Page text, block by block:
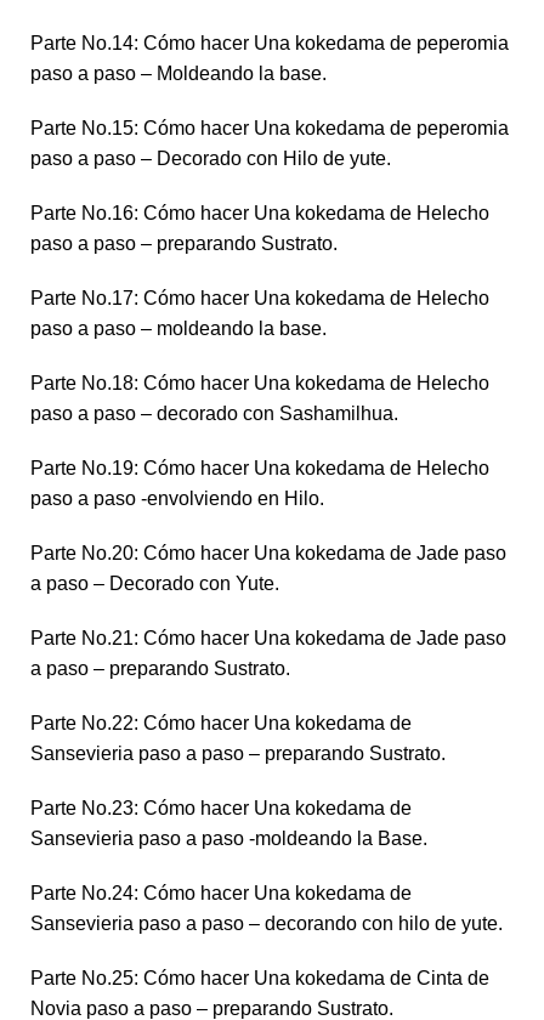
Parte No.14: Cómo hacer Una kokedama de peperomia
paso a paso – Moldeando la base.
Parte No.15: Cómo hacer Una kokedama de peperomia
paso a paso – Decorado con Hilo de yute.
Parte No.16: Cómo hacer Una kokedama de Helecho
paso a paso – preparando Sustrato.
Parte No.17: Cómo hacer Una kokedama de Helecho
paso a paso – moldeando la base.
Parte No.18: Cómo hacer Una kokedama de Helecho
paso a paso – decorado con Sashamilhua.
Parte No.19: Cómo hacer Una kokedama de Helecho
paso a paso -envolviendo en Hilo.
Parte No.20: Cómo hacer Una kokedama de Jade paso
a paso – Decorado con Yute.
Parte No.21: Cómo hacer Una kokedama de Jade paso
a paso – preparando Sustrato.
Parte No.22: Cómo hacer Una kokedama de
Sansevieria paso a paso – preparando Sustrato.
Parte No.23: Cómo hacer Una kokedama de
Sansevieria paso a paso -moldeando la Base.
Parte No.24: Cómo hacer Una kokedama de
Sansevieria paso a paso – decorando con hilo de yute.
Parte No.25: Cómo hacer Una kokedama de Cinta de
Novia paso a paso – preparando Sustrato.